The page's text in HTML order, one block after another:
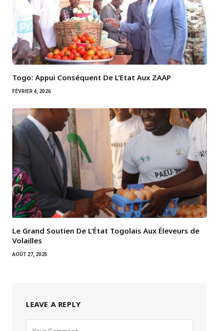
Togo: Appui Conséquent De L’Etat Aux ZAAP
FÉVRIER 4, 2026
Le Grand Soutien De L’État Togolais Aux Éleveurs de
Volailles
AOÛT 27, 2025
LEAVE A REPLY